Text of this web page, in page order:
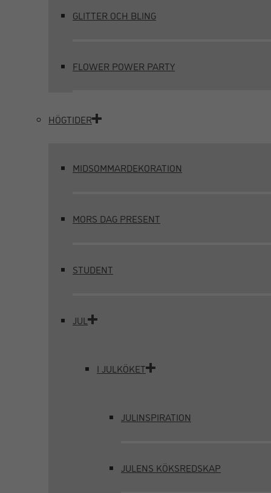
GLITTER OCH BLING
FLOWER POWER PARTY
HÖGTIDER
MIDSOMMARDEKORATION
MORS DAG PRESENT
STUDENT
JUL
I JULKÖKET
JULINSPIRATION
JULENS KÖKSREDSKAP